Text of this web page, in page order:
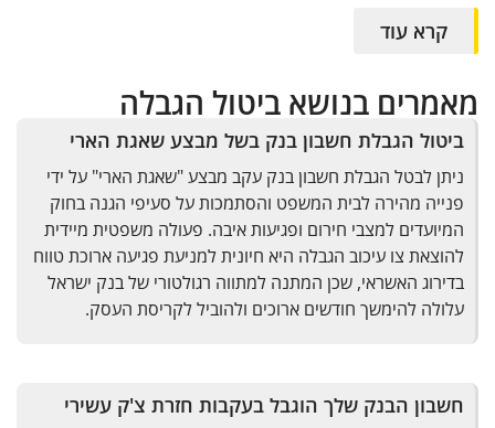
קרא עוד
מאמרים בנושא ביטול הגבלה
ביטול הגבלת חשבון בנק בשל מבצע שאגת הארי
ניתן לבטל הגבלת חשבון בנק עקב מבצע "שאגת הארי" על ידי
פנייה מהירה לבית המשפט והסתמכות על סעיפי הגנה בחוק
המיועדים למצבי חירום ופגיעות איבה. פעולה משפטית מיידית
להוצאת צו עיכוב הגבלה היא חיונית למניעת פגיעה ארוכת טווח
בדירוג האשראי, שכן המתנה למתווה רגולטורי של בנק ישראל
עלולה להימשך חודשים ארוכים ולהוביל לקריסת העסק.
חשבון הבנק שלך הוגבל בעקבות חזרת צ'ק עשירי